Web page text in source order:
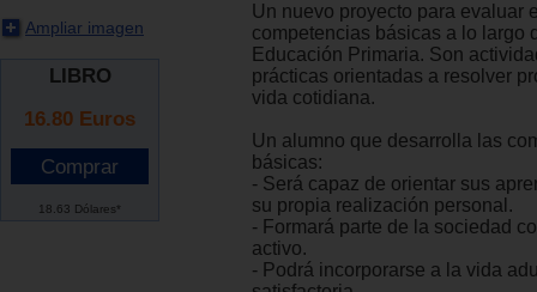
Ampliar imagen
LIBRO
16.80 Euros
18.63 Dólares*
Un nuevo proyecto para evaluar
competencias básicas a lo largo
Educación Primaria. Son
prácticas orientadas a resolver
vida cotidiana.
Un alumno que desarrolla las
básicas:
- Será capaz de orientar sus
su propia realización personal.
- Formará parte de la sociedad
activo.
- Podrá incorporarse a la vida